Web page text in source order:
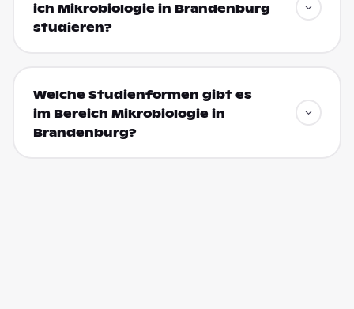
ich Mikrobiologie in Brandenburg
studieren?
Welche Studienformen gibt es
im Bereich Mikrobiologie in
Brandenburg?